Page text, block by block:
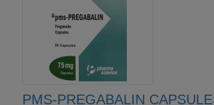
PMS-PREGABALIN